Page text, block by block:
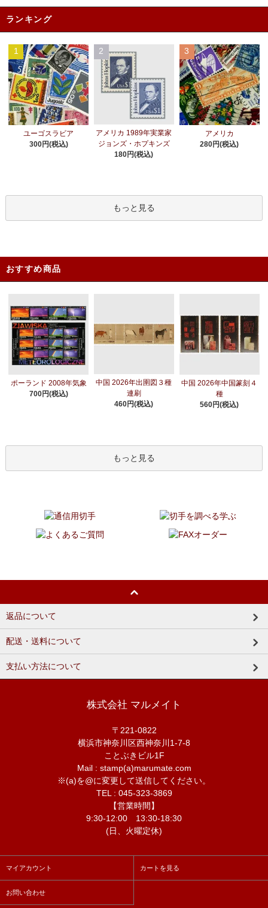
ランキング
1
ユーゴスラビア
300円(税込)
2
アメリカ 1989年実業家
ジョンズ・ホプキンズ
180円(税込)
3
アメリカ
280円(税込)
もっと見る
おすすめ商品
ポーランド 2008年気象
700円(税込)
中国 2026年出圉図３種
連刷
460円(税込)
中国 2026年中国篆刻４
種
560円(税込)
もっと見る
返品について
配送・送料について
支払い方法について
株式会社 マルメイト
〒221-0822
横浜市神奈川区西神奈川1-7-8
ことぶきビル1F
Mail : stamp(a)marumate.com
※(a)を@に変更して送信してください。
TEL : 045-323-3869
【営業時間】
9:30-12:00 13:30-18:30
(日、火曜定休)
マイアカウント カートを見る
お問い合わせ